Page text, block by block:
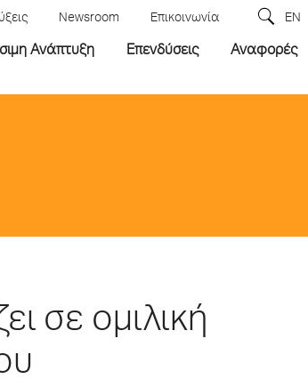
Newsroom Επικοινωνία EN
Ανάπτυξη Επενδύσεις Αναφορές
σε ομιλική